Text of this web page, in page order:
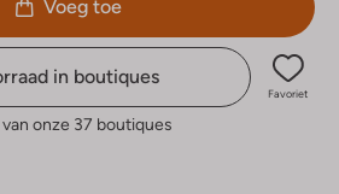
Voeg toe
in boutiques
Favoriet
onze 37 boutiques